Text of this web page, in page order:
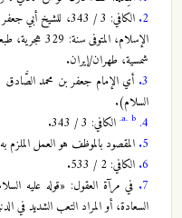
2.
الكافي: 3 / 343،
شمسية، طهران/إيران.
3. أي الإمام جعفر بن محمد
السلام).
4.
a. b.
الكافي: 3 / 343.
5. المقصود بالموظف هو العمل الملزم
6. الكافي: 2 / 533.
7. في مرآة العقول: «قوله عليه
السعادة، أو المراد التعب الشديد في